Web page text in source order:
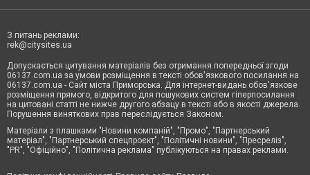
З питань реклами:
rek@citysites.ua
Допускається цитування матеріалів без отримання попередньої згоди
06137.com.ua за умови розміщення в тексті обов'язкового посилання на
06137.com.ua - Сайт міста Приморська. Для інтернет-видань обов'язкове
розміщення прямого, відкритого для пошукових систем гіперпосилання
на цитовані статті не нижче другого абзацу в тексті або в якості джерела.
Порушення виняткових прав переслідується Законом.
Матеріали з плашками "Новини компаній", "Промо", "Партнерський
матеріал", "Партнерський спецпроєкт", "Політичні новини", "Пресреліз",
"PR", "Офіційно", "Політична реклама" публікуються на правах реклами.